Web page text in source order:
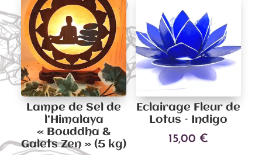
Lampe de Sel de
l’Himalaya
« Bouddha &
Galets Zen » (5 kg)
Eclairage Fleur de
Lotus – Indigo
15,00 €